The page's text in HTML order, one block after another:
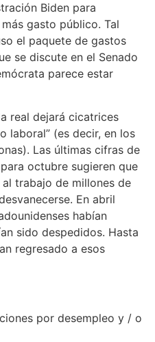
Biden para
más gasto público. Tal
el paquete de gastos
se discute en el Senado
parece estar
real dejará cicatrices
laboral” (es decir, en los
Las últimas cifras de
octubre sugieren que
trabajo de millones de
En abril
habían
sido despedidos. Hasta
regresado a esos
por desempleo y / o